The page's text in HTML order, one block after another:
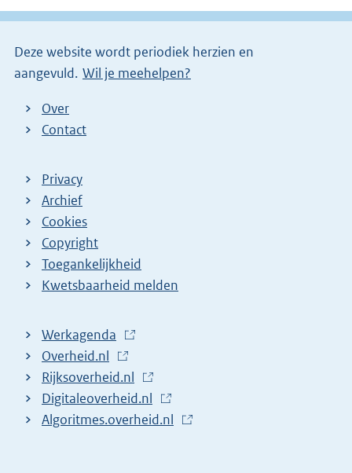
l
n
Deze website wordt periodiek herzien en
aangevuld. Wil je meehelpen?
Over
Contact
Privacy
Archief
Cookies
Copyright
Toegankelijkheid
Kwetsbaarheid melden
Werkagenda
E
x
t
e
Overheid.nl
E
x
t
Rijksoverheid.nl
E
x
Digitaleoverheid.nl
E
Algoritmes.overheid.nl